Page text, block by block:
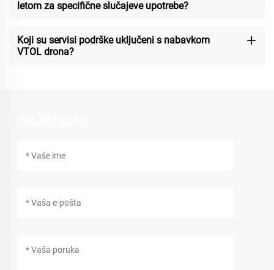
letom za specifične slučajeve upotrebe?
Koji su servisi podrške uključeni s nabavkom
VTOL drona?